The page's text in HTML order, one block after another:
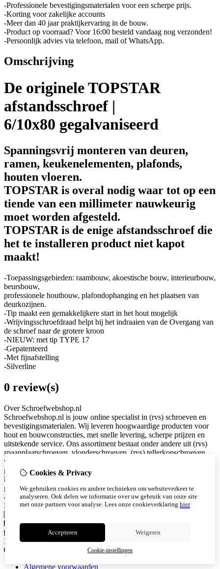
-Professionele bevestigingsmaterialen voor een scherpe prijs.
-Korting voor zakelijke accounts
-Meer dan 40 jaar praktijkervaring in de bouw.
-Product op voorraad? Voor 16:00 besteld vandaag nog verzonden!
-Persoonlijk advies via telefoon, mail of WhatsApp.
Omschrijving
De originele TOPSTAR
afstandsschroef |
6/10x80 gegalvaniseerd
Spanningsvrij monteren van deuren,
ramen, keukenelementen, plafonds,
houten vloeren.
TOPSTAR is overal nodig waar tot op een
tiende van een millimeter nauwkeurig
moet worden afgesteld.
TOPSTAR is de enige afstandsschroef die
het te installeren product niet kapot
maakt!
-Toepassingsgebieden: raambouw, akoestische bouw, interieurbouw,
beursbouw,
professionele houtbouw, plafondophanging en het plaatsen van
deurkozijnen.
-Tip maakt een gemakkelijkere start in het hout mogelijk
-Wrijvingsschroefdraad helpt bij het indraaien van de Overgang van
de schroef naar de grotere kroon
-NIEUW: met tip TYPE 17
-Gepatenteerd
-Met fijnafstelling
-Silverline
0 review(s)
Over Schroefwebshop.nl
Schroefwebshop.nl is jouw online specialist in (rvs) schroeven en
bevestigingsmaterialen. Wij leveren hoogwaardige producten voor
hout en bouwconstructies, met snelle levering, scherpe prijzen en
uitstekende service. Ons assortiment bestaat onder andere uit (rvs)
spaanplaatschroeven, vlonderschroeven, (rvs) tellerkopschroeven
voor hout, beton en gevel. Alle producten zijn zorgvuldig
geselecteerd en geschikt voor professioneel gebruik. Bij ons staat
kwaliteit en klanttevredenheid centraal. Snel geleverd. Eerlijk
geprijsd. Betrouwbaar bevestigd. KVK: 94053340 Snijderstraat 2a
4255HS Nieuwendijk
Neem contact met ons op
info@schroefwebshop.nl
0615628101
Instagram
Algemene voorwaarden
Cookies & Privacy
We gebruiken cookies en andere technieken om websiteverkeer te
analyseren. Ook delen we informatie over uw gebruik van onze site
met onze partners voor analyse. Lees onze cookieverklaring hier
Accepteren Weigeren
Cookie-instellingen